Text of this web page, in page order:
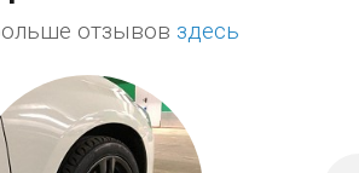
отзывов здесь